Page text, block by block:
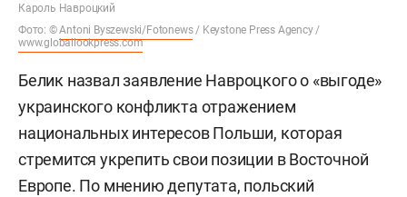
Кароль Навроцкий
Фото: ©Antoni Byszewski/Fotonews/ Keystone Press Agency /
www.globallookpress.com
Белик назвал заявление Навроцкого о «выгоде»
украинского конфликта отражением
национальных интересов Польши, которая
стремится укрепить свои позиции в Восточной
Европе. По мнению депутата, польский